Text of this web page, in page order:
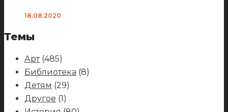
18.08.2020
Темы
Арт(485)
Библиотека (8)
Детям (29)
Другое (1)